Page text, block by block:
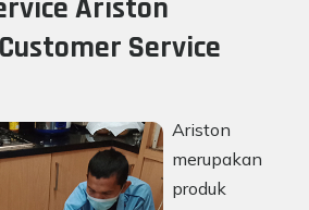
Ariston
Service
Ariston
merupakan
produk